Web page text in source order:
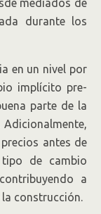
mediados de
durante los
en un nivel por
implícito pre-
parte de la
antes de
de cambio
a
construcción.